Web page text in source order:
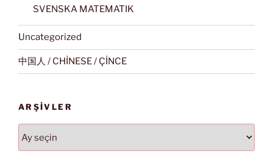
SVENSKA MATEMATIK
Uncategorized
中国人 / CHİNESE / ÇİNCE
ARŞIVLER